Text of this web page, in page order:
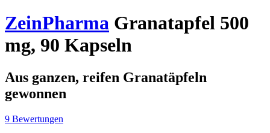
ZeinPharma Granatapfel 500
mg, 90 Kapseln
Aus ganzen, reifen Granatäpfeln
gewonnen
9 Bewertungen